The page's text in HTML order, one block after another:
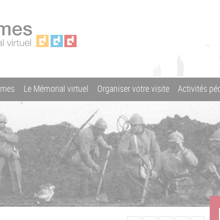
Le Mémorial virtuel Organiser votre visite Activités